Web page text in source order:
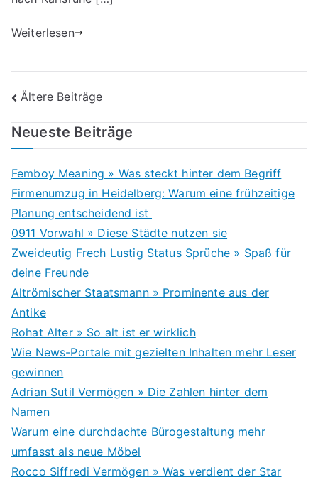
Weiterlesen
Beitragsnavigation
Ältere Beiträge
Neueste Beiträge
Femboy Meaning » Was steckt hinter dem Begriff
Firmenumzug in Heidelberg: Warum eine frühzeitige
Planung entscheidend ist
0911 Vorwahl » Diese Städte nutzen sie
Zweideutig Frech Lustig Status Sprüche » Spaß für
deine Freunde
Altrömischer Staatsmann » Prominente aus der
Antike
Rohat Alter » So alt ist er wirklich
Wie News-Portale mit gezielten Inhalten mehr Leser
gewinnen
Adrian Sutil Vermögen » Die Zahlen hinter dem
Namen
Warum eine durchdachte Bürogestaltung mehr
umfasst als neue Möbel
Rocco Siffredi Vermögen » Was verdient der Star